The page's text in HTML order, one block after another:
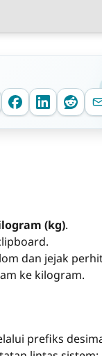
(kg).
dan jejak
ke kilogram.
prefiks